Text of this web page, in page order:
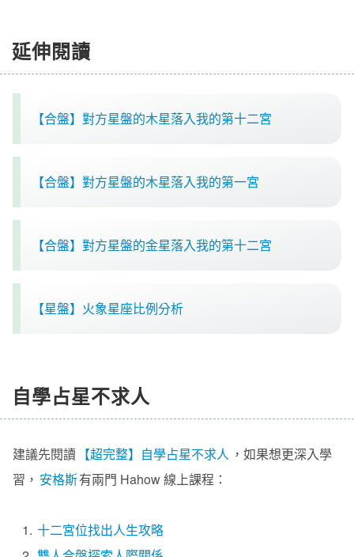
延伸閱讀
【合盤】對方星盤的木星落入我的第十二宮
【合盤】對方星盤的木星落入我的第一宮
【合盤】對方星盤的金星落入我的第十二宮
【星盤】火象星座比例分析
自學占星不求人
建議先閱讀 【超完整】自學占星不求人 ，如果想更深入學
習， 安格斯有兩門 Hahow 線上課程：
1. 十二宮位找出人生攻略